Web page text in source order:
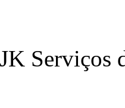
Serviços